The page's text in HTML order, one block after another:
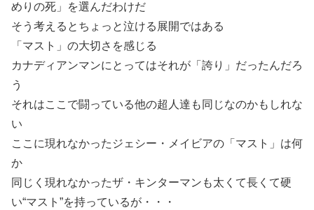
めりの死」を選んだわけだ
そう考えるとちょっと泣ける展開ではある
「マスト」の大切さを感じる
カナディアンマンにとってはそれが「誇り」だったんだろ
う
それはここで闘っている他の超人達も同じなのかもしれな
い
ここに現れなかったジェシー・メイビアの「マスト」は何
か
同じく現れなかったザ・キンターマンも太くて長くて硬
い“マスト”を持っているが・・・